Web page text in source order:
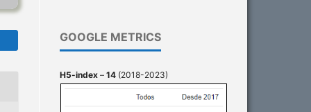
GOOGLE METRICS
H5-index – 14 (2018-2023)